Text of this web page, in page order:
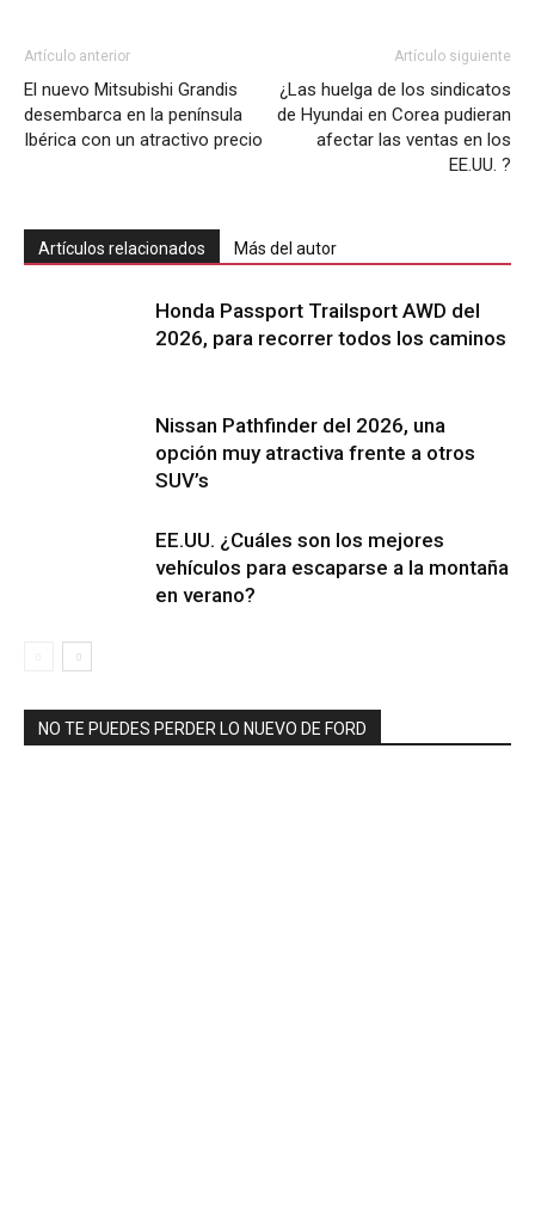
Artículo anterior
El nuevo Mitsubishi Grandis
desembarca en la península
Ibérica con un atractivo precio
Artículo siguiente
¿Las huelga de los sindicatos
de Hyundai en Corea pudieran
afectar las ventas en los
EE.UU. ?
Artículos relacionados Más del autor
Honda Passport Trailsport AWD del
2026, para recorrer todos los caminos
Nissan Pathfinder del 2026, una
opción muy atractiva frente a otros
SUV’s
EE.UU. ¿Cuáles son los mejores
vehículos para escaparse a la montaña
en verano?
NO TE PUEDES PERDER LO NUEVO DE FORD